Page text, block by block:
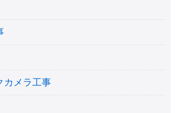
カメラ工事